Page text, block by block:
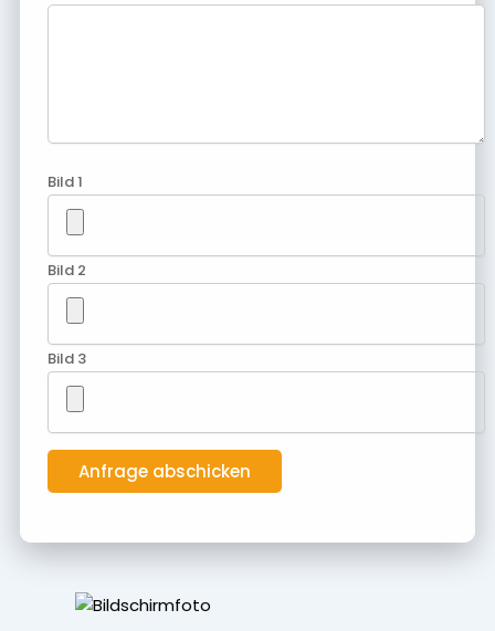
Bild 1
Bild 2
Bild 3